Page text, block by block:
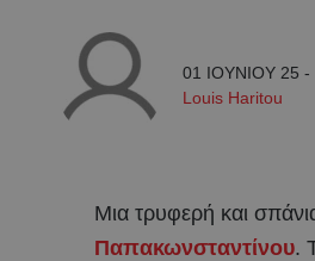
01 ΙΟΥΝΙΟΥ 25 -
Louis Haritou
Μια τρυφερή και
Παπακωνσταντίνου.